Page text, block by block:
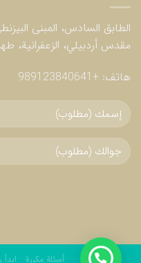
الطابق السادس، المبنى
مقدس أردبيلي، الزعفرانية،
هاتف: +989123840641
أسئلة مكررة